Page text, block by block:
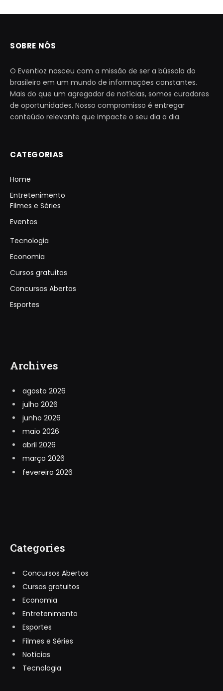
SOBRE NÓS
O Eventioz nasceu com a missão de ser a bússola do
brasileiro em um mundo de informações constantes.
Mais do que um agregador de notícias, somos curadores
de oportunidades. Nosso compromisso é entregar
conteúdo relevante que impacte o seu dia a dia.
CATEGORIAS
Home
Entretenimento
Filmes e Séries
Eventos
Tecnologia
Economia
Cursos gratuitos
Concursos Abertos
Esportes
Archives
agosto 2026
julho 2026
junho 2026
maio 2026
abril 2026
março 2026
fevereiro 2026
Categories
Concursos Abertos
Cursos gratuitos
Economia
Entretenimento
Esportes
Filmes e Séries
Notícias
Tecnologia